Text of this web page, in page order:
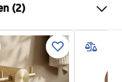
mm
mm
(2)
_24.pdf